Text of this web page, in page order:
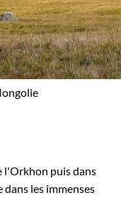
l'Orkhon puis dans
les immenses